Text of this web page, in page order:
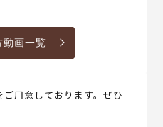
動画一覧
用意しております。ぜひ